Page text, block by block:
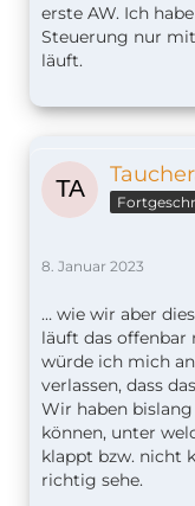
erste AW. Ich
Steuerung nur
läuft.
8. Januar 2023
… wie wir aber
läuft das offenbar
würde ich mich
verlassen, dass
Wir haben
können, unter
klappt bzw. nicht
richtig sehe.